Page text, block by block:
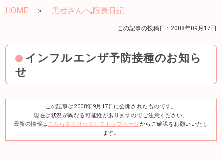
HOME ＞ 患者さんへ,院長日記
この記事の投稿日：2008年09月17日
インフルエンザ予防接種のお知ら
せ
この記事は2008年9月17日に公開されたものです。
現在は状況が異なる可能性がありますのでご注意ください。
最新の情報は こちらをクリックしてトップページからご確認をお願いいたし
ます。